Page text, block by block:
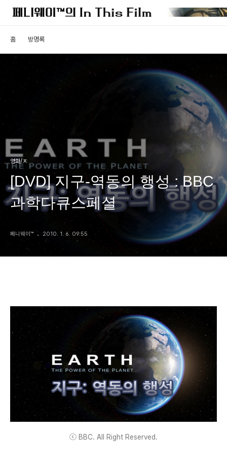
홈 방명록
영화/ㅈ
[DVD] 지구-역동의 행성 : BBC
과학다큐스페셜
페니웨이™ 2010. 1. 6. 09:55
ⓒ BBC. All Right Reserved.